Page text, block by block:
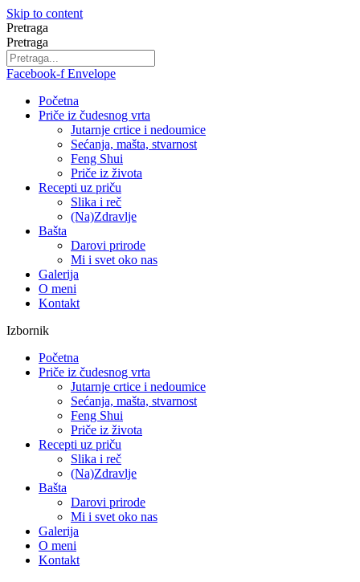
Skip to content
Pretraga
Pretraga
Facebook-f Envelope
Početna
Priče iz čudesnog vrta
Jutarnje crtice i nedoumice
Sećanja, mašta, stvarnost
Feng Shui
Priče iz života
Recepti uz priču
Slika i reč
(Na)Zdravlje
Bašta
Darovi prirode
Mi i svet oko nas
Galerija
O meni
Kontakt
Izbornik
Početna
Priče iz čudesnog vrta
Jutarnje crtice i nedoumice
Sećanja, mašta, stvarnost
Feng Shui
Priče iz života
Recepti uz priču
Slika i reč
(Na)Zdravlje
Bašta
Darovi prirode
Mi i svet oko nas
Galerija
O meni
Kontakt